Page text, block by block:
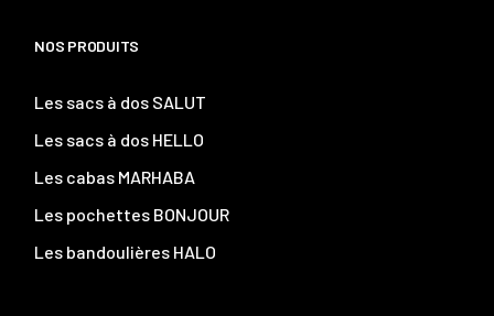
NOS PRODUITS
Les sacs à dos SALUT
Les sacs à dos HELLO
Les cabas MARHABA
Les pochettes BONJOUR
Les bandoulières HALO